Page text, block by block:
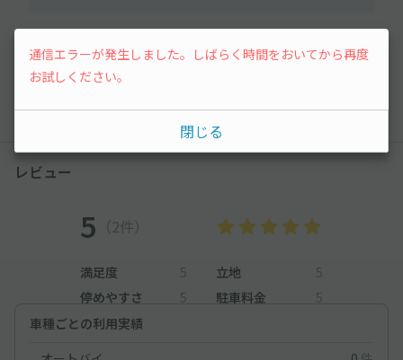
レビュー
5 （2件）
満足度 5 立地
5
停めやすさ
5 駐車料金
5
車種ごとの利用実績
通信エラーが発生しました。しばらく時間をおいてから再度
お試しください。
閉じる